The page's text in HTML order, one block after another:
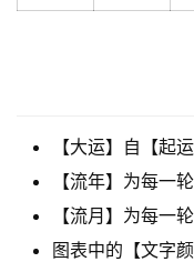
解
服
【大运】自【起
【流年】为每一
【流月】为每一
图表中的【文字